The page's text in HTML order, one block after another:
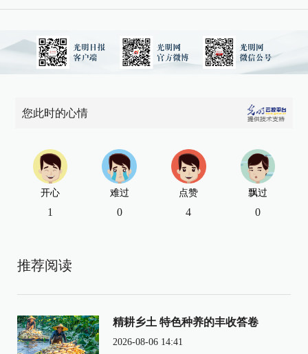
您此时的心情
开心
1
难过
0
点赞
4
飘过
0
推荐阅读
精耕乡土 特色种养的丰收答卷
2026-08-06 14:41